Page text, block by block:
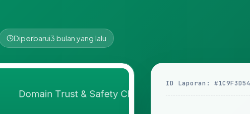
Diperbarui3 bulan yang lalu
ID Laporan: #1C9F3D54